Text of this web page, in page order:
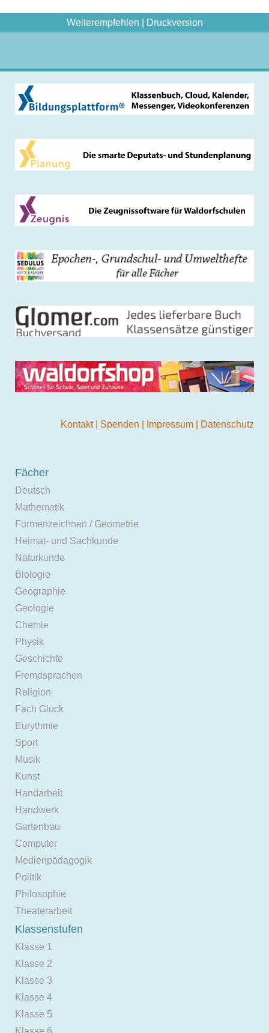
Weiterempfehlen Druckversion
Kontakt Spenden Impressum Datenschutz
Fächer
Deutsch
Mathematik
Formenzeichnen / Geometrie
Heimat- und Sachkunde
Naturkunde
Biologie
Geographie
Geologie
Chemie
Physik
Geschichte
Fremdsprachen
Religion
Fach Glück
Eurythmie
Sport
Musik
Kunst
Handarbeit
Handwerk
Gartenbau
Computer
Medienpädagogik
Politik
Philosophie
Theaterarbeit
Klassenstufen
Klasse 1
Klasse 2
Klasse 3
Klasse 4
Klasse 5